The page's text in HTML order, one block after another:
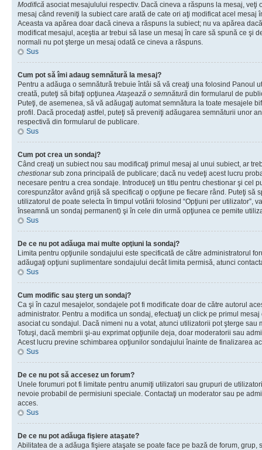
Modifică asociat mesajulului respectiv. Dacă cineva a răspuns la mesaj, veţi
mesaj când reveniţi la subiect care arată de cate ori aţi modificat acel mesaj
Aceasta va apărea doar dacă cineva a răspuns la subiect; nu va apărea
modificat mesajul, aceştia ar trebui să lase un mesaj în care să spună ce şi
normali nu pot şterge un mesaj odată ce cineva a răspuns.
Sus
Cum pot să îmi adaug semnătură la mesaj?
Pentru a adăuga o semnătură trebuie întâi să vă creaţi una folosind Panoul
creată, puteţi să bifaţi opţiuneaAtaşează o semnătură din formularul de
Puteţi, de asemenea, să vă adăugaţi automat semnătura la toate mesajele
profil. Dacă procedaţi astfel, puteţi să preveniţi adăugarea semnăturii unor
respectivă din formularul de publicare.
Sus
Cum pot crea un sondaj?
Când creaţi un subiect nou sau modificaţi primul mesaj al unui subiect, ar
chestionarsub zona principală de publicare; dacă nu vedeţi acest lucru
necesare pentru a crea sondaje. Introduceţi un titlu pentru chestionar şi cel
corespunzător având grijă să specificaţi o opţiune pe fiecare rând. Puteţi să
utilizatorul de poate selecta în timpul votării folosind “Opţiuni per utilizator”,
înseamnă un sondaj permanent) şi în cele din urmă opţiunea ce pemite
Sus
De ce nu pot adăuga mai multe opţiuni la sondaj?
Limita pentru opţiunile sondajului este specificată de către administratorul
adăugaţi opţiuni suplimentare sondajului decât limita permisă, atunci
Sus
Cum modific sau şterg un sondaj?
Ca şi în cazul mesajelor, sondajele pot fi modificate doar de către autorul
administrator. Pentru a modifica un sondaj, efectuaţi un click pe primul
asociat cu sondajul. Dacă nimeni nu a votat, atunci utilizatorii pot şterge
Totuşi, dacă membrii şi-au exprimat opţiunile deja, doar moderatorii sau
Acest lucru previne schimbarea opţiunilor sondajului înainte de finalizarea
Sus
De ce nu pot să accesez un forum?
Unele forumuri pot fi limitate pentru anumiţi utilizatori sau grupuri de
nevoie probabil de permisiuni speciale. Contactaţi un moderator sau pe
acces.
Sus
De ce nu pot adăuga fişiere ataşate?
Abilitatea de a adăuga fişiere ataşate se poate face pe bază de forum, grup,